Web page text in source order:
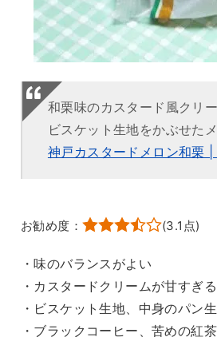
和栗味のカスタード風クリ
ビスケット生地をかぶせた
神戸カスタードメロン和栗
お勧め度： (3.1 点)
・味のバランスがよい
・カスタードクリームが甘すぎ
・ビスケット生地、中身のパン
・ブラックコーヒー、苦めの紅